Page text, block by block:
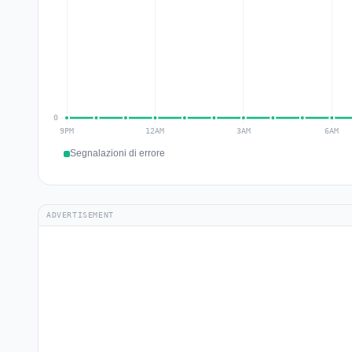
Segnalazioni di errore
ADVERTISEMENT